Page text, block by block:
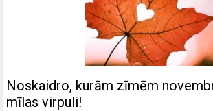
Noskaidro, kurām zīmēm
mīlas virpuli!